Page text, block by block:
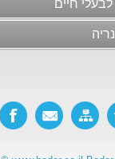
ומוצריו
ומוצריו ותחליפי בשר
דבש ודברי מתיקה
פונקציונלי
לבעלי חיים